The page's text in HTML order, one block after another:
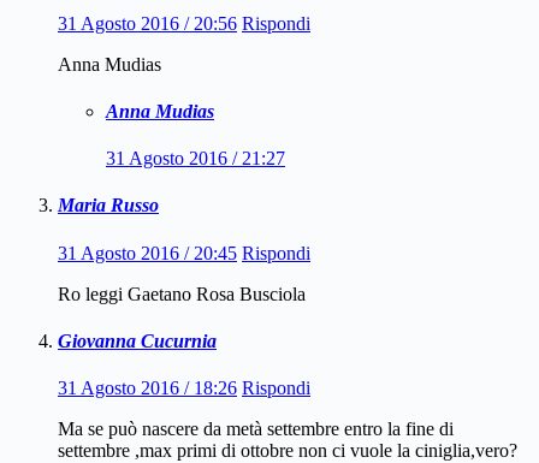
31 Agosto 2016 / 20:56 Rispondi
Anna Mudias
Anna Mudias
31 Agosto 2016 / 21:27
Maria Russo
31 Agosto 2016 / 20:45 Rispondi
Ro leggi Gaetano Rosa Busciola
Giovanna Cucurnia
31 Agosto 2016 / 18:26 Rispondi
Ma se può nascere da metà settembre entro la fine di
settembre ,max primi di ottobre non ci vuole la ciniglia,vero?